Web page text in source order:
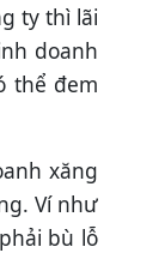
ty thì lãi
doanh
thể đem
xăng
Ví như
bù lỗ